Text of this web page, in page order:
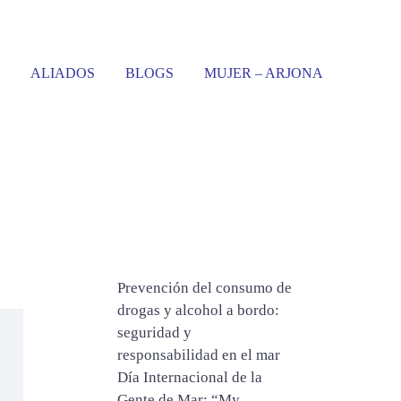
ALIADOS BLOGS MUJER – ARJONA
Prevención del consumo de
drogas y alcohol a bordo:
seguridad y
responsabilidad en el mar
Día Internacional de la